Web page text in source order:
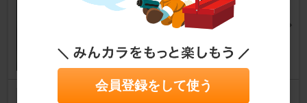
パッソ [C10系]
ゆあぱぱ＠さん
トヨタ純正 bB(QNC2*) Q/X ver
会員登録をして使う